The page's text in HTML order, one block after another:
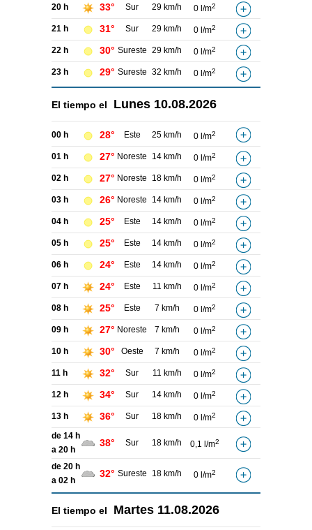
20 h 33° Sur 29 km/h 0 l/m2
21 h 31° Sur 29 km/h 0 l/m2
22 h 30° Sureste 29 km/h 0 l/m2
23 h 29° Sureste 32 km/h 0 l/m2
El tiempo el Lunes 10.08.2026
00 h 28° Este 25 km/h 0 l/m2
01 h 27° Noreste 14 km/h 0 l/m2
02 h 27° Noreste 18 km/h 0 l/m2
03 h 26° Noreste 14 km/h 0 l/m2
04 h 25° Este 14 km/h 0 l/m2
05 h 25° Este 14 km/h 0 l/m2
06 h 24° Este 14 km/h 0 l/m2
07 h 24° Este 11 km/h 0 l/m2
08 h 25° Este 7 km/h 0 l/m2
09 h 27° Noreste 7 km/h 0 l/m2
10 h 30° Oeste 7 km/h 0 l/m2
11 h 32° Sur 11 km/h 0 l/m2
12 h 34° Sur 14 km/h 0 l/m2
13 h 36° Sur 18 km/h 0 l/m2
de 14 h
a 20 h
38° Sur 18 km/h 0,1 l/m2
de 20 h
a 02 h
32° Sureste 18 km/h 0 l/m2
El tiempo el Martes 11.08.2026